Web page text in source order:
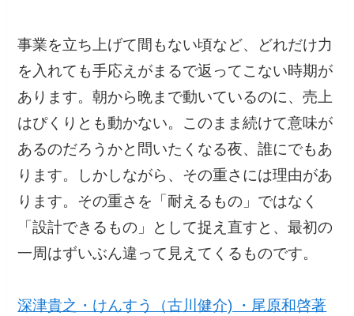
事業を立ち上げて間もない頃など、どれだけ力
を入れても手応えがまるで返ってこない時期が
あります。朝から晩まで動いているのに、売上
はぴくりとも動かない。このまま続けて意味が
あるのだろうかと問いたくなる夜、誰にでもあ
ります。しかしながら、その重さには理由があ
ります。その重さを「耐えるもの」ではなく
「設計できるもの」として捉え直すと、最初の
一周はずいぶん違って見えてくるものです。
深津貴之・けんすう（古川健介) ・尾原和啓著